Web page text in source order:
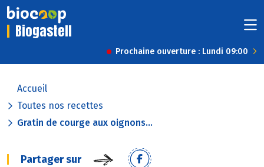
Biogastell
Prochaine ouverture : Lundi 09:00
Accueil
Toutes nos recettes
Gratin de courge aux oignons...
Partager sur